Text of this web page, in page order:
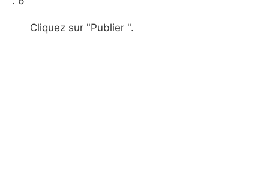
Cliquez sur "Publier ".